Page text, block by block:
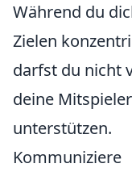
Während du
Zielen
darfst du nicht
deine
unterstützen.
Kommuniziere